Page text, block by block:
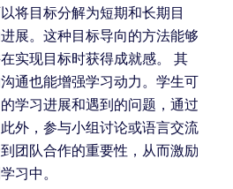
将目标分解为短期和长期目
展。这种目标导向的方法能够
实现目标时获得成就感。 其
通也能增强学习动力。学生可
学习进展和遇到的问题，通过
外，参与小组讨论或语言交流
团队合作的重要性，从而激励
习中。